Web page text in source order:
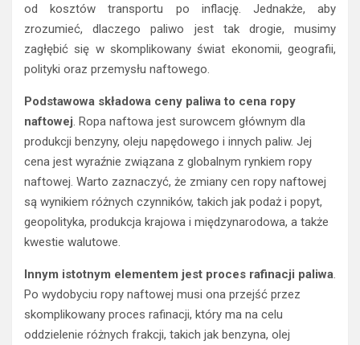
od kosztów transportu po inflację. Jednakże, aby
zrozumieć, dlaczego paliwo jest tak drogie, musimy
zagłębić się w skomplikowany świat ekonomii, geografii,
polityki oraz przemysłu naftowego.
Podstawowa składowa ceny paliwa to cena ropy
naftowej. Ropa naftowa jest surowcem głównym dla
produkcji benzyny, oleju napędowego i innych paliw. Jej
cena jest wyraźnie związana z globalnym rynkiem ropy
naftowej. Warto zaznaczyć, że zmiany cen ropy naftowej
są wynikiem różnych czynników, takich jak podaż i popyt,
geopolityka, produkcja krajowa i międzynarodowa, a także
kwestie walutowe.
Innym istotnym elementem jest proces rafinacji paliwa.
Po wydobyciu ropy naftowej musi ona przejść przez
skomplikowany proces rafinacji, który ma na celu
oddzielenie różnych frakcji, takich jak benzyna, olej